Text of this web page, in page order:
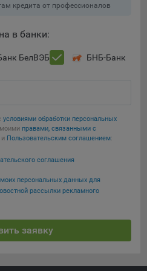
условия работы
собирают информацию о
и других местных
например
Данные файлы cookie
как пользователь
Обществу вносить в них
чаще всего, помогают
при использовании
Общества есть возможность
мои изменения
по умолчанию
кредита от профессионалов
в банки:
БелВЭБ БНБ-Банк
условиями обработки персональных
правами, связанными с
и Пользовательским соглашением:
соглашения
персональных данных для
рассылки рекламного
заявку